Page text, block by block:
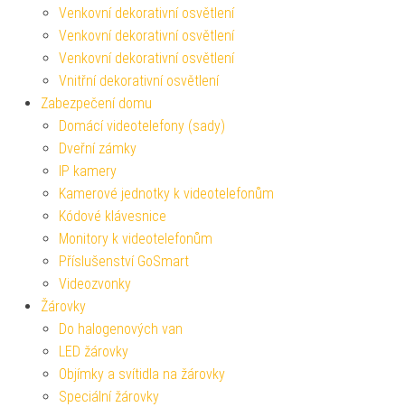
Venkovní dekorativní osvětlení
Venkovní dekorativní osvětlení
Venkovní dekorativní osvětlení
Vnitřní dekorativní osvětlení
Zabezpečení domu
Domácí videotelefony (sady)
Dveřní zámky
IP kamery
Kamerové jednotky k videotelefonům
Kódové klávesnice
Monitory k videotelefonům
Příslušenství GoSmart
Videozvonky
Žárovky
Do halogenových van
LED žárovky
Objímky a svítidla na žárovky
Speciální žárovky